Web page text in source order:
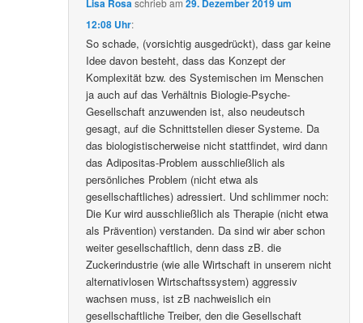
Lisa Rosaschriebam29. Dezember 2019 um
12:08 Uhr:
So schade, (vorsichtig ausgedrückt), dass gar keine
Idee davon besteht, dass das Konzept der
Komplexität bzw. des Systemischen im Menschen
ja auch auf das Verhältnis Biologie-Psyche-
Gesellschaft anzuwenden ist, also neudeutsch
gesagt, auf die Schnittstellen dieser Systeme. Da
das biologistischerweise nicht stattfindet, wird dann
das Adipositas-Problem ausschließlich als
persönliches Problem (nicht etwa als
gesellschaftliches) adressiert. Und schlimmer noch:
Die Kur wird ausschließlich als Therapie (nicht etwa
als Prävention) verstanden. Da sind wir aber schon
weiter gesellschaftlich, denn dass zB. die
Zuckerindustrie (wie alle Wirtschaft in unserem nicht
alternativlosen Wirtschaftssystem) aggressiv
wachsen muss, ist zB nachweislich ein
gesellschaftliche Treiber, den die Gesellschaft